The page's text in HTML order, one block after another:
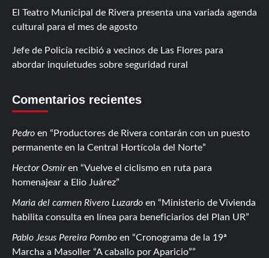
El Teatro Municipal de Rivera presenta una variada agenda
cultural para el mes de agosto
Jefe de Policía recibió a vecinos de Las Flores para
abordar inquietudes sobre seguridad rural
Comentarios recientes
Pedro en
Productores de Rivera contarán con un puesto
permanente en la Central Hortícola del Norte
Hector Osmiren
Vuelve el ciclismo en ruta para
homenajear a Elio Juárez
Maria del carmen Rivero Luzardo en
Ministerio de Vivienda
habilita consulta en línea para beneficiarios del Plan UR
Pablo Jesus Pereira Pombo en
Cronograma de la 19ª
Marcha a Masoller “A caballo por Aparicio”